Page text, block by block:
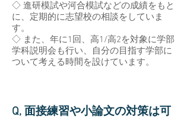
◇ 進研模試や河合模試などの成績をもと
に、定期的に志望校の相談をしていま
す。
◇ ​また、年に1回、高1/高2を対象に学部
学科説明会も行い、自分の目指す学部に
ついて考える時間を設けています。
Q, 面接練習や小論文の対策は可